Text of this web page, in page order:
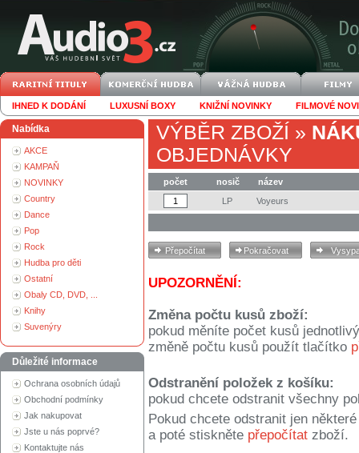
IHNED K DODÁNÍ LUXUSNÍ BOXY KNIŽNÍ NOVINKY FILMOVÉ
Nabídka
AKCE
KAMPAŇ
NOVINKY
Country
Dance
Pop
Rock
Hudba pro děti
Ostatní
Obaly CD, DVD, ...
Knihy
Suvenýry
Důležité informace
Ochrana osobních údajů
Obchodní podmínky
Jak nakupovat
Jste u nás poprvé?
Kontaktujte nás
VÝBĚR ZBOŽÍ »
OBJEDNÁVKY
počet nosič
název
LP
Voyeurs
UPOZORNĚNÍ:
Změna počtu kusů zboží:
pokud měníte počet kusů
změně počtu kusů použít tlačítko
Odstranění položek z košíku:
pokud chcete odstranit všechny
Pokud chcete odstranit jen
a poté stiskněte přepočítat zboží.